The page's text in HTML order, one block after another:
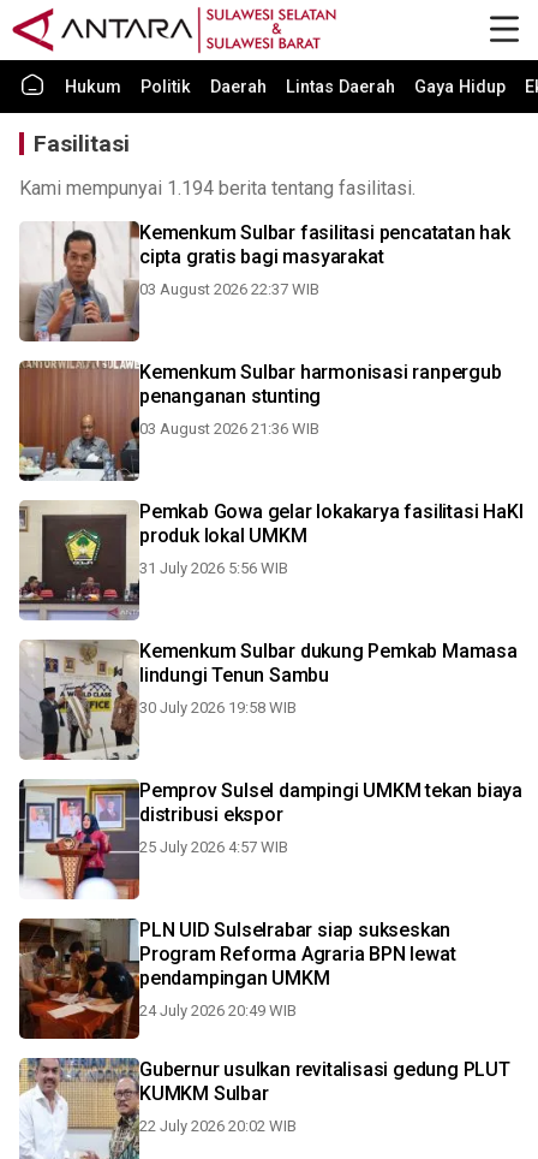
Hukum Politik Daerah Lintas Daerah Gaya Hidup
Fasilitasi
Kami mempunyai 1.194 berita tentang fasilitasi.
Kemenkum Sulbar fasilitasi pencatatan hak
cipta gratis bagi masyarakat
03 August 2026 22:37 WIB
Kemenkum Sulbar harmonisasi ranpergub
penanganan stunting
03 August 2026 21:36 WIB
Pemkab Gowa gelar lokakarya fasilitasi HaKI
produk lokal UMKM
31 July 2026 5:56 WIB
Kemenkum Sulbar dukung Pemkab Mamasa
lindungi Tenun Sambu
30 July 2026 19:58 WIB
Pemprov Sulsel dampingi UMKM tekan biaya
distribusi ekspor
25 July 2026 4:57 WIB
PLN UID Sulselrabar siap sukseskan
Program Reforma Agraria BPN lewat
pendampingan UMKM
24 July 2026 20:49 WIB
Gubernur usulkan revitalisasi gedung PLUT
KUMKM Sulbar
22 July 2026 20:02 WIB